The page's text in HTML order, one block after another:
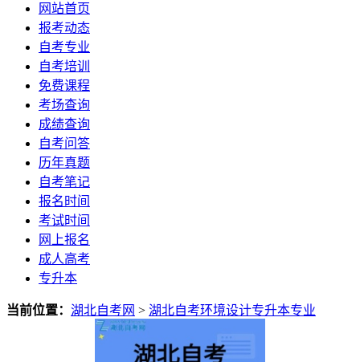
网站首页
报考动态
自考专业
自考培训
免费课程
考场查询
成绩查询
自考问答
历年真题
自考笔记
报名时间
考试时间
网上报名
成人高考
专升本
当前位置： 湖北自考网 > 湖北自考环境设计专升本专业